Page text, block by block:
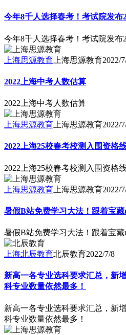
今年8千人选择春考！考试院发布
今年8千人选择春考！考试院发布
上海思源教育 上海思源教育2022/
2022上海中考人数估算
2022上海中考人数估算
上海思源教育 上海思源教育2022/
2022上海25校春考校测入围资格
2022上海25校春考校测入围资格
上海思源教育 上海思源教育2022/
暑假B站免费学习大法！跟着宝藏
暑假B站免费学习大法！跟着宝藏
上海北辰教育北辰教育2022/7/8
新高一各专业选科要求汇总，新
科专业数量依然最多！
新高一各专业选科要求汇总，新
科专业数量依然最多！